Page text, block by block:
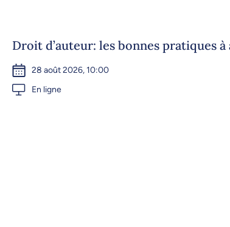
Droit d’auteur: les bonnes pratiques
28 août 2026, 10:00
En ligne